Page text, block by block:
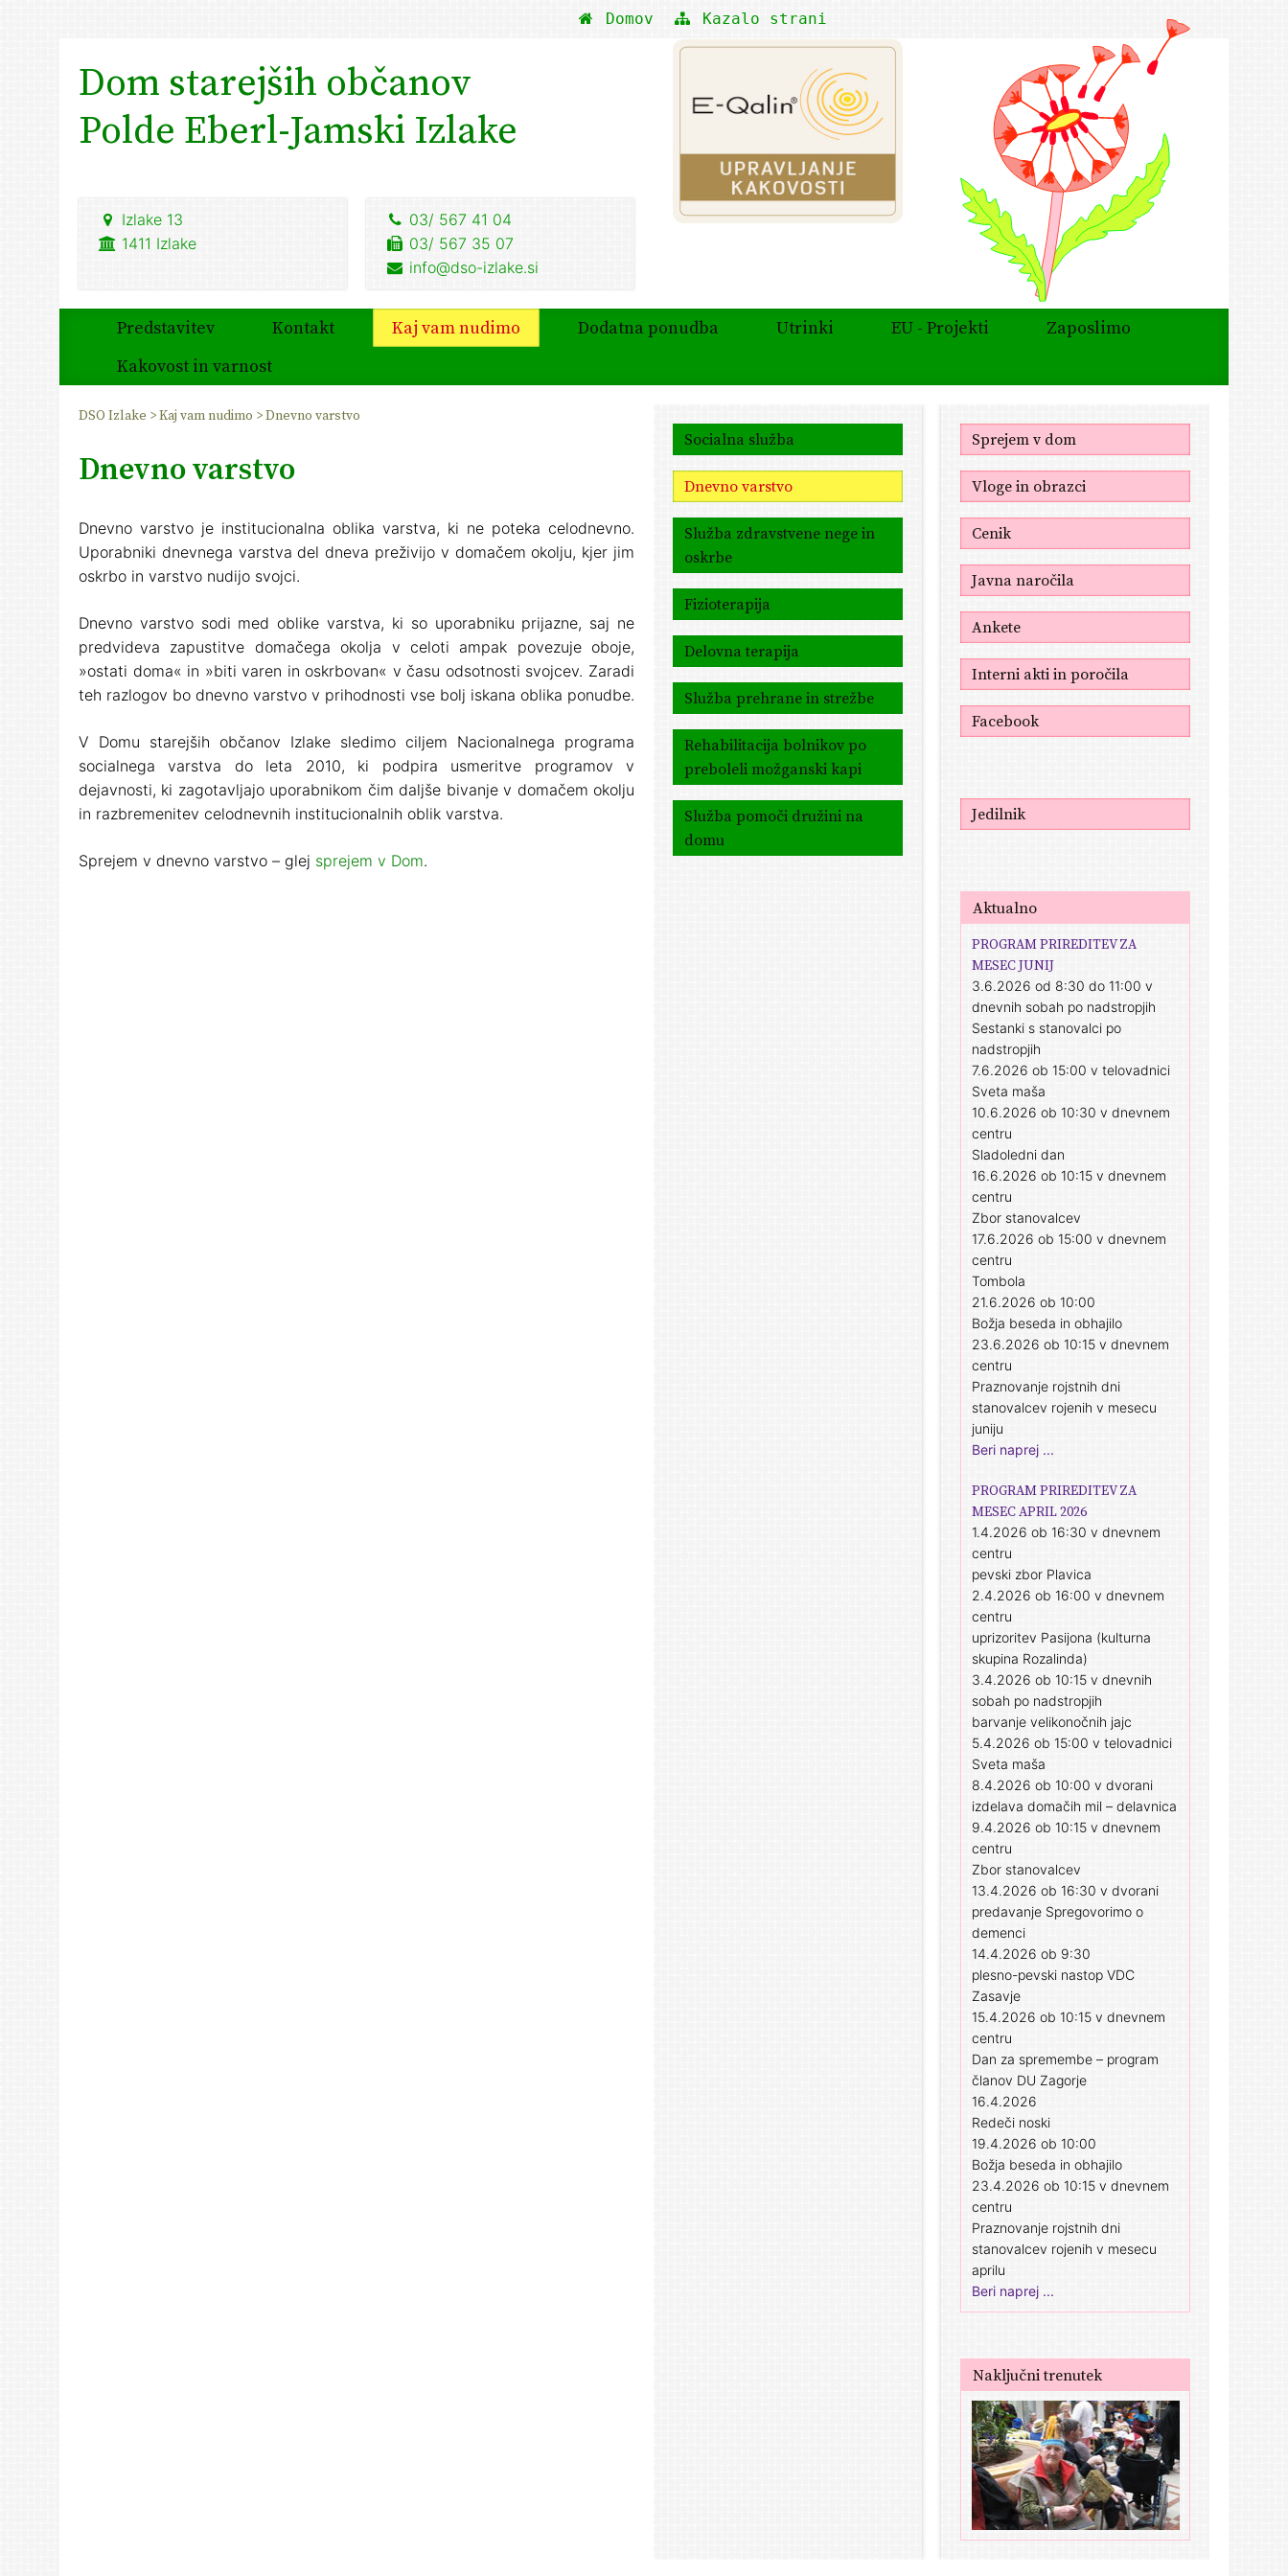
Domov Kazalo strani
Dom starejših občanov
Polde Eberl-Jamski Izlake
Izlake 13
1411 Izlake
03/ 567 41 04
03/ 567 35 07
info@dso-izlake.si
Predstavitev Kontakt Kaj vam nudimo Dodatna ponudba Utrinki EU - Projekti
Zaposlimo
Kakovost in varnost
DSO Izlake >Kaj vam nudimo >Dnevno varstvo
Dnevno varstvo
Dnevno varstvo je institucionalna oblika varstva, ki ne poteka celodnevno.
Uporabniki dnevnega varstva del dneva preživijo v domačem okolju, kjer jim
oskrbo in varstvo nudijo svojci.
Dnevno varstvo sodi med oblike varstva, ki so uporabniku prijazne, saj ne
predvideva zapustitve domačega okolja v celoti ampak povezuje oboje,
»ostati doma« in »biti varen in oskrbovan« v času odsotnosti svojcev. Zaradi
teh razlogov bo dnevno varstvo v prihodnosti vse bolj iskana oblika ponudbe.
V Domu starejših občanov Izlake sledimo ciljem Nacionalnega programa
socialnega varstva do leta 2010, ki podpira usmeritve programov v
dejavnosti, ki zagotavljajo uporabnikom čim daljše bivanje v domačem okolju
in razbremenitev celodnevnih institucionalnih oblik varstva.
Sprejem v dnevno varstvo – glej sprejem v Dom.
Socialna služba
Dnevno varstvo
Služba zdravstvene nege in
oskrbe
Fizioterapija
Delovna terapija
Služba prehrane in strežbe
Rehabilitacija bolnikov po
preboleli možganski kapi
Služba pomoči družini na
domu
Sprejem v dom
Vloge in obrazci
Cenik
Javna naročila
Ankete
Interni akti in poročila
Facebook
Jedilnik
Aktualno
PROGRAM PRIREDITEV ZA
MESEC JUNIJ
3.6.2026 od 8:30 do 11:00 v
dnevnih sobah po nadstropjih
Sestanki s stanovalci po
nadstropjih
7.6.2026 ob 15:00 v telovadnici
Sveta maša
10.6.2026 ob 10:30 v dnevnem
centru
Sladoledni dan
16.6.2026 ob 10:15 v dnevnem
centru
Zbor stanovalcev
17.6.2026 ob 15:00 v dnevnem
centru
Tombola
21.6.2026 ob 10:00
Božja beseda in obhajilo
23.6.2026 ob 10:15 v dnevnem
centru
Praznovanje rojstnih dni
stanovalcev rojenih v mesecu
juniju
Beri naprej ...
PROGRAM PRIREDITEV ZA
MESEC APRIL 2026
1.4.2026 ob 16:30 v dnevnem
centru
pevski zbor Plavica
2.4.2026 ob 16:00 v dnevnem
centru
uprizoritev Pasijona (kulturna
skupina Rozalinda)
3.4.2026 ob 10:15 v dnevnih
sobah po nadstropjih
barvanje velikonočnih jajc
5.4.2026 ob 15:00 v telovadnici
Sveta maša
8.4.2026 ob 10:00 v dvorani
izdelava domačih mil – delavnica
9.4.2026 ob 10:15 v dnevnem
centru
Zbor stanovalcev
13.4.2026 ob 16:30 v dvorani
predavanje Spregovorimo o
demenci
14.4.2026 ob 9:30
plesno-pevski nastop VDC
Zasavje
15.4.2026 ob 10:15 v dnevnem
centru
Dan za spremembe – program
članov DU Zagorje
16.4.2026
Redeči noski
19.4.2026 ob 10:00
Božja beseda in obhajilo
23.4.2026 ob 10:15 v dnevnem
centru
Praznovanje rojstnih dni
stanovalcev rojenih v mesecu
aprilu
Beri naprej ...
Naključni trenutek